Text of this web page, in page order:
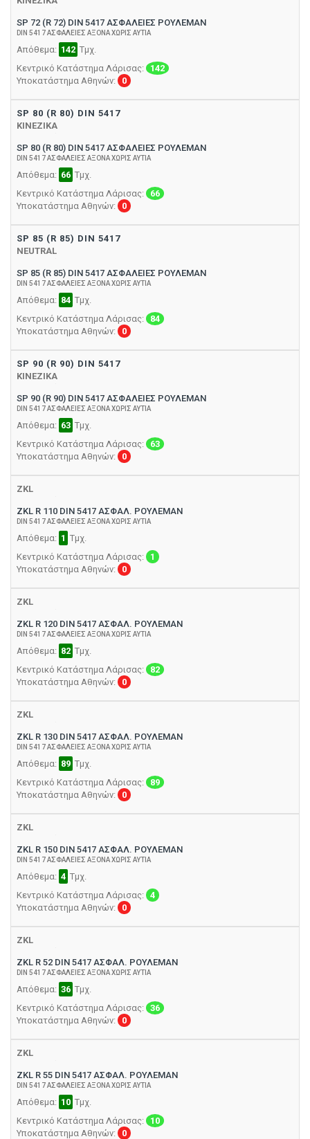
SP 72 (R 72) DIN 5417 ΑΣΦΑΛΕΙΕΣ ΡΟΥΛΕΜΑΝ
DIN 5417 ΑΣΦΑΛΕΙΕΣ ΑΞΟΝΑ ΧΩΡΙΣ ΑΥΤΙΑ
Απόθεμα: 142 Τμχ.
Κεντρικό Κατάστημα Λάρισας:
142
Υποκατάστημα Αθηνών:
0
SP 80 (R 80) DIN 5417
ΚΙΝΕΖΙΚΑ
SP 80 (R 80) DIN 5417 ΑΣΦΑΛΕΙΕΣ ΡΟΥΛΕΜΑΝ
DIN 5417 ΑΣΦΑΛΕΙΕΣ ΑΞΟΝΑ ΧΩΡΙΣ ΑΥΤΙΑ
Απόθεμα: 66 Τμχ.
Κεντρικό Κατάστημα Λάρισας:
66
Υποκατάστημα Αθηνών:
0
SP 85 (R 85) DIN 5417
NEUTRAL
SP 85 (R 85) DIN 5417 ΑΣΦΑΛΕΙΕΣ ΡΟΥΛΕΜΑΝ
DIN 5417 ΑΣΦΑΛΕΙΕΣ ΑΞΟΝΑ ΧΩΡΙΣ ΑΥΤΙΑ
Απόθεμα: 84 Τμχ.
Κεντρικό Κατάστημα Λάρισας:
84
Υποκατάστημα Αθηνών:
0
SP 90 (R 90) DIN 5417
ΚΙΝΕΖΙΚΑ
SP 90 (R 90) DIN 5417 ΑΣΦΑΛΕΙΕΣ ΡΟΥΛΕΜΑΝ
DIN 5417 ΑΣΦΑΛΕΙΕΣ ΑΞΟΝΑ ΧΩΡΙΣ ΑΥΤΙΑ
Απόθεμα: 63 Τμχ.
Κεντρικό Κατάστημα Λάρισας:
63
Υποκατάστημα Αθηνών:
0
ZKL
ZKL R 110 DIN 5417 ΑΣΦΑΛ. ΡΟΥΛΕΜΑΝ
DIN 5417 ΑΣΦΑΛΕΙΕΣ ΑΞΟΝΑ ΧΩΡΙΣ ΑΥΤΙΑ
Απόθεμα: 1 Τμχ.
Κεντρικό Κατάστημα Λάρισας:
1
Υποκατάστημα Αθηνών:
0
ZKL
ZKL R 120 DIN 5417 ΑΣΦΑΛ. ΡΟΥΛΕΜΑΝ
DIN 5417 ΑΣΦΑΛΕΙΕΣ ΑΞΟΝΑ ΧΩΡΙΣ ΑΥΤΙΑ
Απόθεμα: 82 Τμχ.
Κεντρικό Κατάστημα Λάρισας:
82
Υποκατάστημα Αθηνών:
0
ZKL
ZKL R 130 DIN 5417 ΑΣΦΑΛ. ΡΟΥΛΕΜΑΝ
DIN 5417 ΑΣΦΑΛΕΙΕΣ ΑΞΟΝΑ ΧΩΡΙΣ ΑΥΤΙΑ
Απόθεμα: 89 Τμχ.
Κεντρικό Κατάστημα Λάρισας:
89
Υποκατάστημα Αθηνών:
0
ZKL
ZKL R 150 DIN 5417 ΑΣΦΑΛ. ΡΟΥΛΕΜΑΝ
DIN 5417 ΑΣΦΑΛΕΙΕΣ ΑΞΟΝΑ ΧΩΡΙΣ ΑΥΤΙΑ
Απόθεμα: 4 Τμχ.
Κεντρικό Κατάστημα Λάρισας:
4
Υποκατάστημα Αθηνών:
0
ZKL
ZKL R 52 DIN 5417 ΑΣΦΑΛ. ΡΟΥΛΕΜΑΝ
DIN 5417 ΑΣΦΑΛΕΙΕΣ ΑΞΟΝΑ ΧΩΡΙΣ ΑΥΤΙΑ
Απόθεμα: 36 Τμχ.
Κεντρικό Κατάστημα Λάρισας:
36
Υποκατάστημα Αθηνών:
0
ZKL
ZKL R 55 DIN 5417 ΑΣΦΑΛ. ΡΟΥΛΕΜΑΝ
DIN 5417 ΑΣΦΑΛΕΙΕΣ ΑΞΟΝΑ ΧΩΡΙΣ ΑΥΤΙΑ
Απόθεμα: 10 Τμχ.
Κεντρικό Κατάστημα Λάρισας:
10
Υποκατάστημα Αθηνών:
0